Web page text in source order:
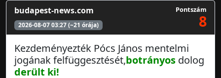
budapest-news.com
2026-08-07 03:27 (~21 órája)
Pontszám
8
Kezdeményezték Pócs János mentelmi
jogának felfüggesztését,botrányos dolog
derült ki!